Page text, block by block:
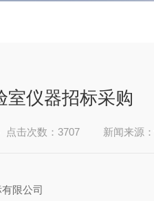
室仪器招标采购
点击次数：3707 新闻来源：
限公司